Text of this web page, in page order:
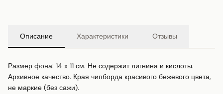
Описание Характеристики Отзывы
Размер фона: 14 х 11 см. Не содержит лигнина и кислоты.
Архивное качество. Края чипборда красивого бежевого цвета,
не маркие (без сажи).